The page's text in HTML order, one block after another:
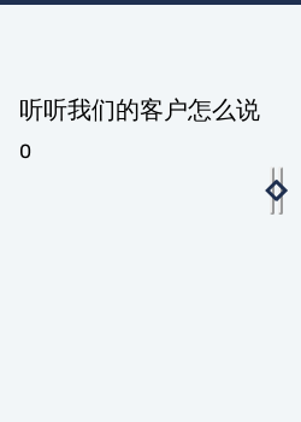
听听我们的客户怎么说
0